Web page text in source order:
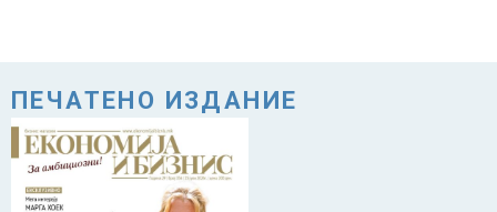
ПЕЧАТЕНО ИЗДАНИЕ